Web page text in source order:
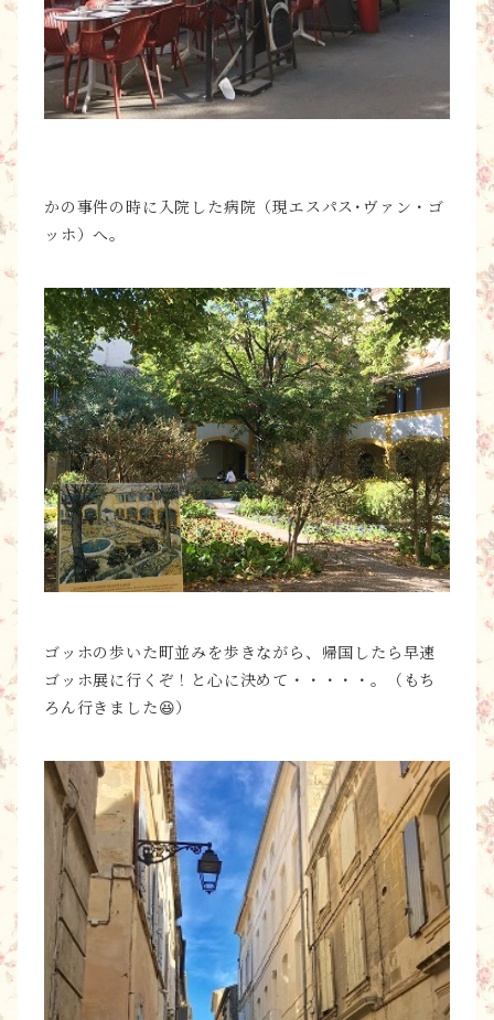
かの事件の時に入院した病院（現エスパス･ヴァン・ゴ
ッホ）へ。
ゴッホの歩いた町並みを歩きながら、帰国したら早速
ゴッホ展に行くぞ！と心に決めて・・・・・。（もち
ろん行きました😆）